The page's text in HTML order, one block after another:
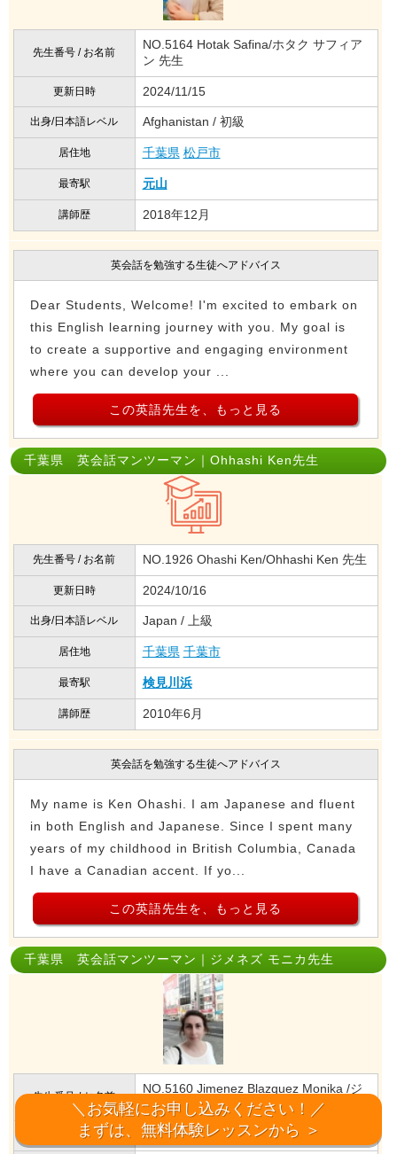
先生番号 / お名前
NO.5164 Hotak Safina/ホタク サフィア
ン 先生
更新日時 2024/11/15
出身/日本語レベル Afghanistan / 初級
居住地 千葉県 松戸市
最寄駅 元山
講師歴 2018年12月
英会話を勉強する生徒へアドバイス
Dear Students, Welcome! I'm excited to embark on
this English learning journey with you. My goal is
to create a supportive and engaging environment
where you can develop your ...
この英語先生を、もっと見る
千葉県 英会話マンツーマン｜Ohhashi Ken先生
先生番号 / お名前 NO.1926 Ohashi Ken/Ohhashi Ken 先生
更新日時 2024/10/16
出身/日本語レベル Japan / 上級
居住地 千葉県 千葉市
最寄駅 検見川浜
講師歴 2010年6月
英会話を勉強する生徒へアドバイス
My name is Ken Ohashi. I am Japanese and fluent
in both English and Japanese. Since I spent many
years of my childhood in British Columbia, Canada
I have a Canadian accent. If yo...
この英語先生を、もっと見る
千葉県 英会話マンツーマン｜ジメネズ モニカ先生
先生番号 / お名前
NO.5160 Jimenez Blazquez Monika /ジ
メネズ モニカ 先生
更新日時 2024/09/12
＼お気軽にお申し込みください！／
まずは、無料体験レッスンから ＞